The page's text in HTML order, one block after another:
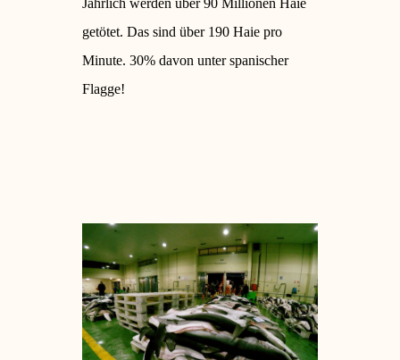
Jährlich werden über 90 Millionen Haie
getötet. Das sind über 190 Haie pro
Minute. 30% davon unter spanischer
Flagge!